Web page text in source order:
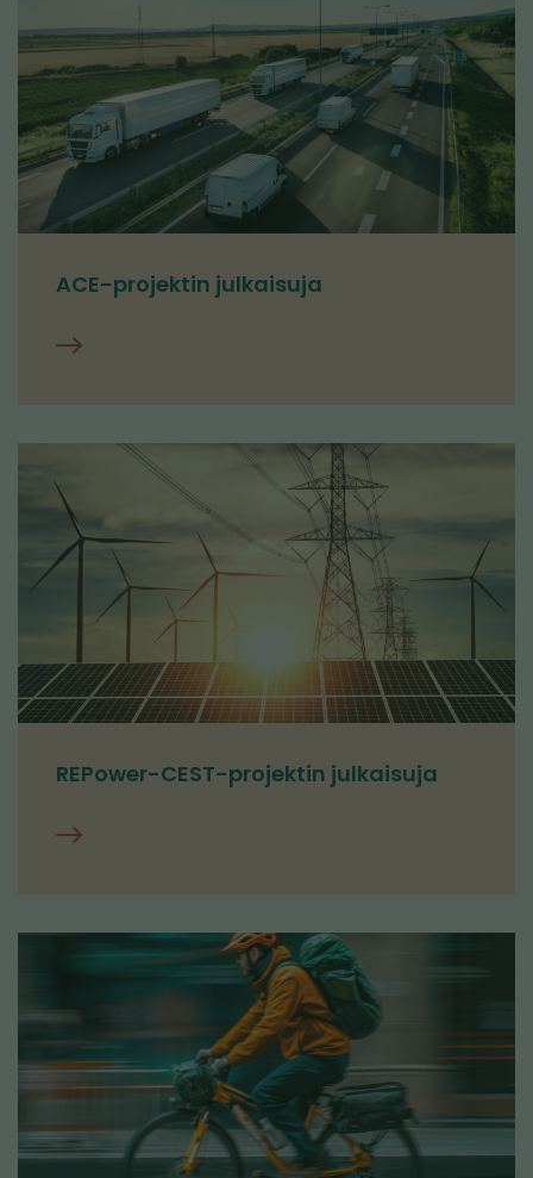
ACE-projektin julkaisuja
Julkaisut
REPower-CEST-projektin julkaisuja
Julkaisut